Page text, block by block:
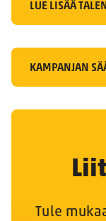
LUE LISÄÄ
KAMPANJAN
Tule